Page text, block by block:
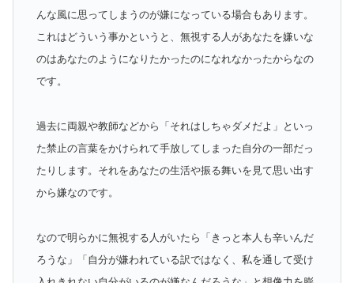
んな風に思ってしまうのが嫌になっている場合もあります。
これはどういう事かというと、無視する人があなたを嫌いな
のはあなたのようになりたかったのになれなかったからなの
です。
過去に両親や教師などから「それはしちゃダメだよ」といっ
た禁止の言葉をかけられて手放してしまった自分の一部だっ
たりします。それをあなたの生活や振る舞いを見て思い出す
から嫌なのです。
なので明らかに無視する人がいたら「きっと本人も辛いんだ
ろうな」「自分が嫌われている訳ではなく、私を通して受け